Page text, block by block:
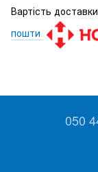
Вартість
пошти
050